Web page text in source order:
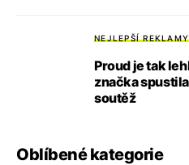
NEJLEPŠÍ REKLAMY
Proud je tak
značka
soutěž
Oblíbené kategorie